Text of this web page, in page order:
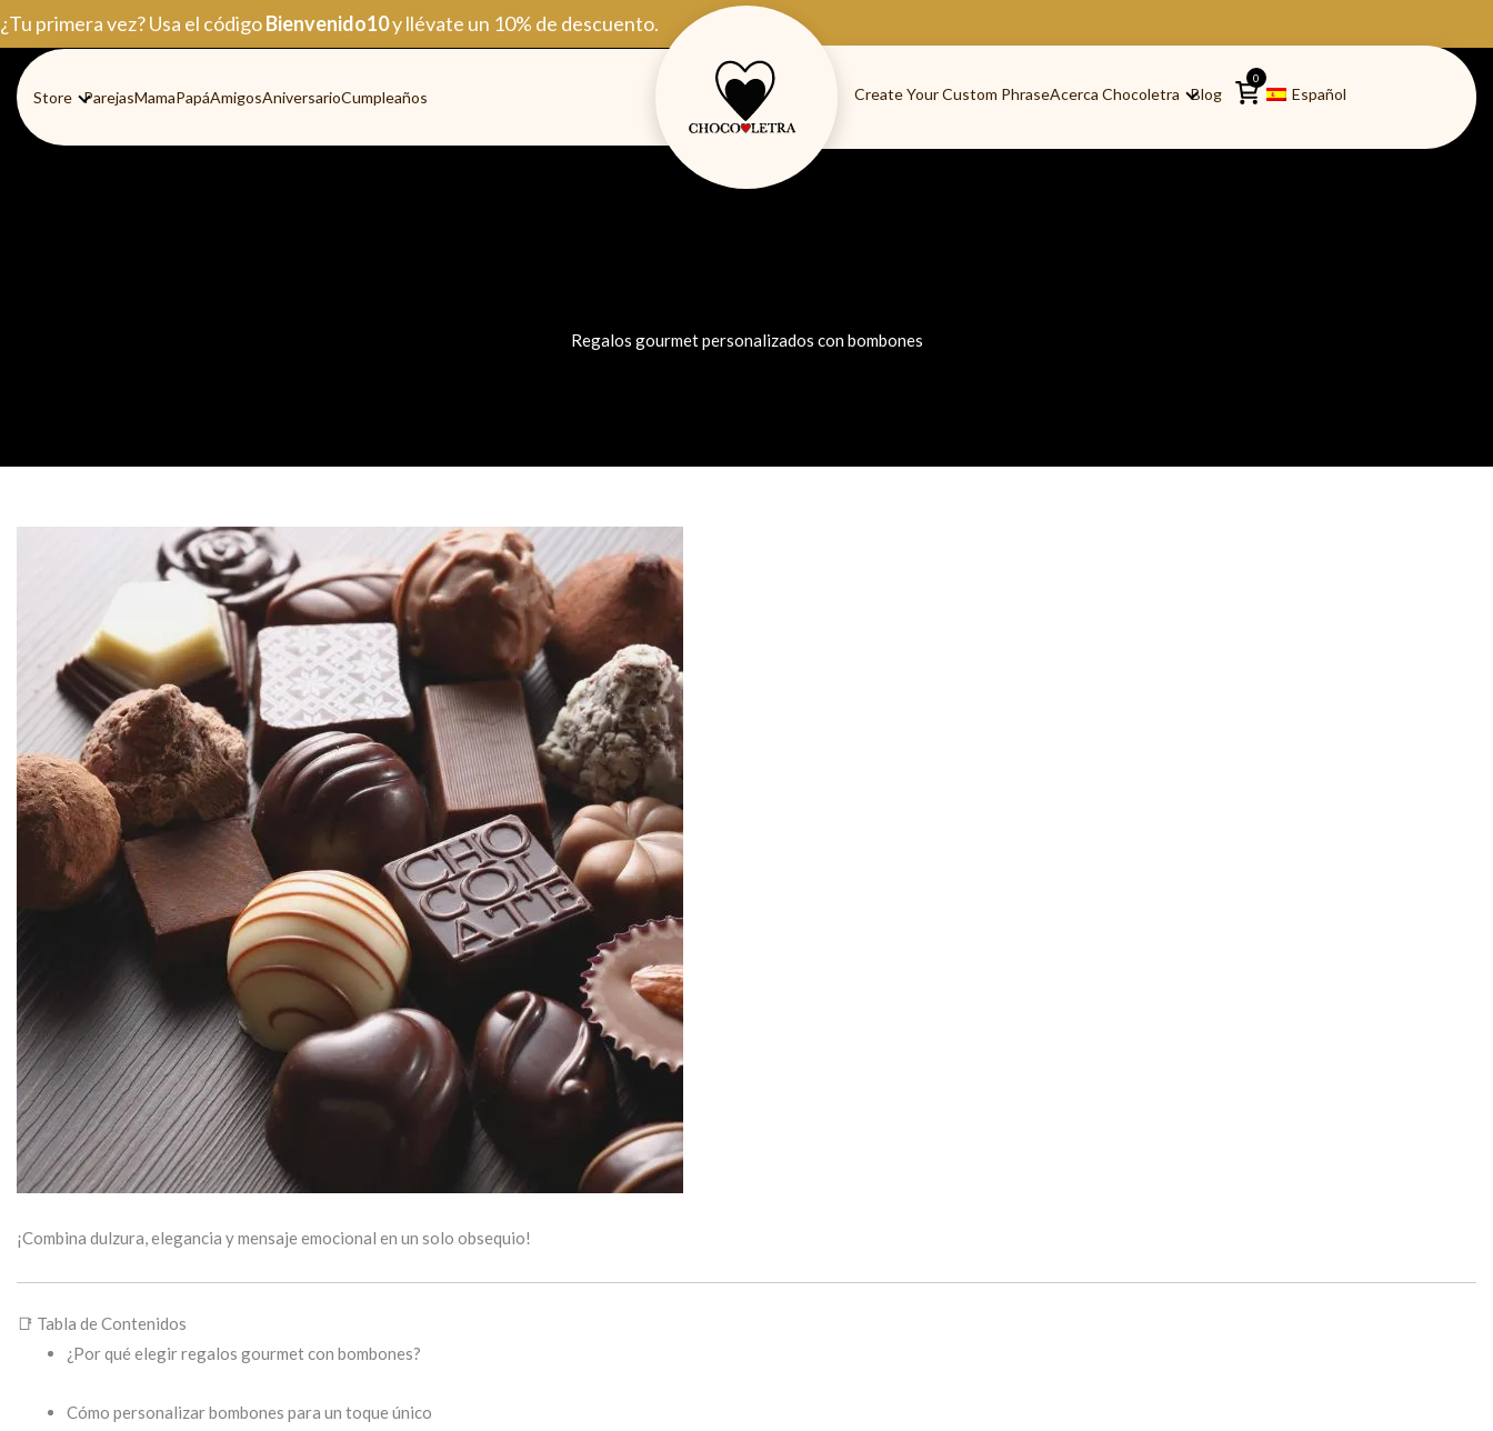
Ir
al
contenido
¿Tu primera vez? Usa el códigoBienvenido10y llévate un 10% de descuento.
Store ParejasMamaPapáAmigosAniversarioCumpleaños Create Your Custom PhraseAcerca Chocoletra Blog
0
Español
Regalos gourmet personalizados con bombones
¡Combina dulzura, elegancia y mensaje emocional en un solo obsequio!
📑 Tabla de Contenidos
¿Por qué elegir regalos gourmet con bombones?
Cómo personalizar bombones para un toque único